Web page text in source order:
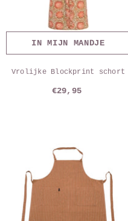
IN MIJN MANDJE
Vrolijke Blockprint schort
€29,95